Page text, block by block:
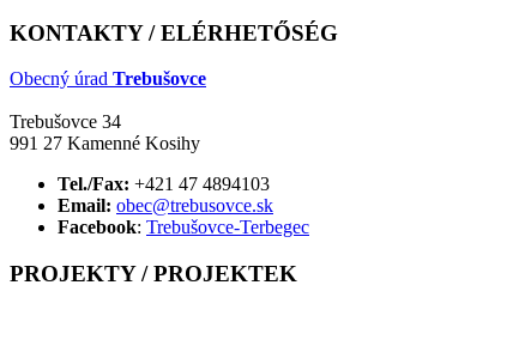
KONTAKTY / ELÉRHETŐSÉG
Obecný úrad Trebušovce
Trebušovce 34
991 27 Kamenné Kosihy
Tel./Fax: +421 47 4894103
Email: obec@trebusovce.sk
Facebook: Trebušovce-Terbegec
PROJEKTY / PROJEKTEK